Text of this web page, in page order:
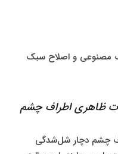
مصنوعی و اصلاح سبک
چشم دچار شل‌شدگی